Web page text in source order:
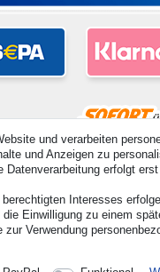
Preisangaben inkl. gesetzl.
Vertrag
und verarbeiten
und Anzeigen zu
erfolgt
Interesses
Einwilligung zu einem
zur Verwendung